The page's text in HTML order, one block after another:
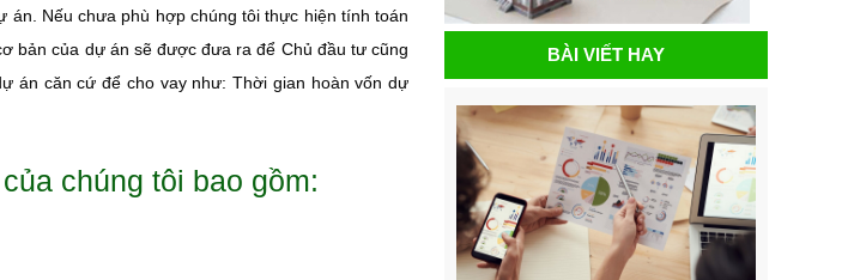
Nếu chưa phù hợp chúng tôi thực hiện tính toán
bản của dự án sẽ được đưa ra để Chủ đầu tư cũng
án căn cứ để cho vay như: Thời gian hoàn vốn dự
chúng tôi bao gồm:
BÀI VIẾT HAY